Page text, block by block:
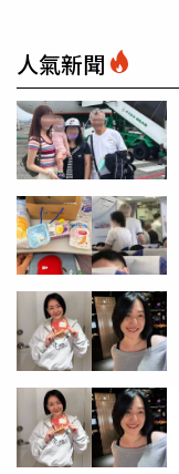
人氣新聞